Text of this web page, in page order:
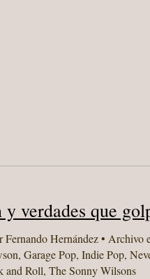
verdades que
Fernando Hernández• Archivo
, Garage Pop, Indie Pop,
and Roll, The Sonny Wilsons